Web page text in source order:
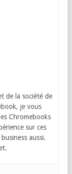
de la société de
je vous
Chromebooks
sur ces
aussi.